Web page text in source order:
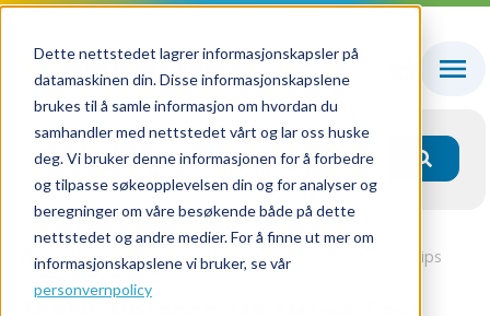
Dette nettstedet lagrer informasjonskapsler på
datamaskinen din. Disse informasjonskapslene
brukes til å samle informasjon om hvordan du
samhandler med nettstedet vårt og lar oss huske
deg. Vi bruker denne informasjonen for å forbedre
og tilpasse søkeopplevelsen din og for analyser og
beregninger om våre besøkende både på dette
nettstedet og andre medier. For å finne ut mer om
informasjonskapslene vi bruker, se vår
personvernpolicy
Alle produkter Zoetis Vetscan UA Urine Test Strips